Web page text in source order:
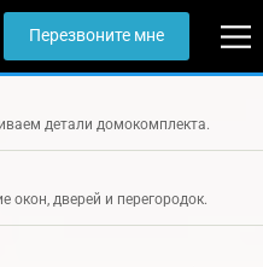
Перезвоните мне
детали домокомплекта.
окон, дверей и перегородок.